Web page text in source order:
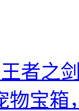
王者之
物宝箱